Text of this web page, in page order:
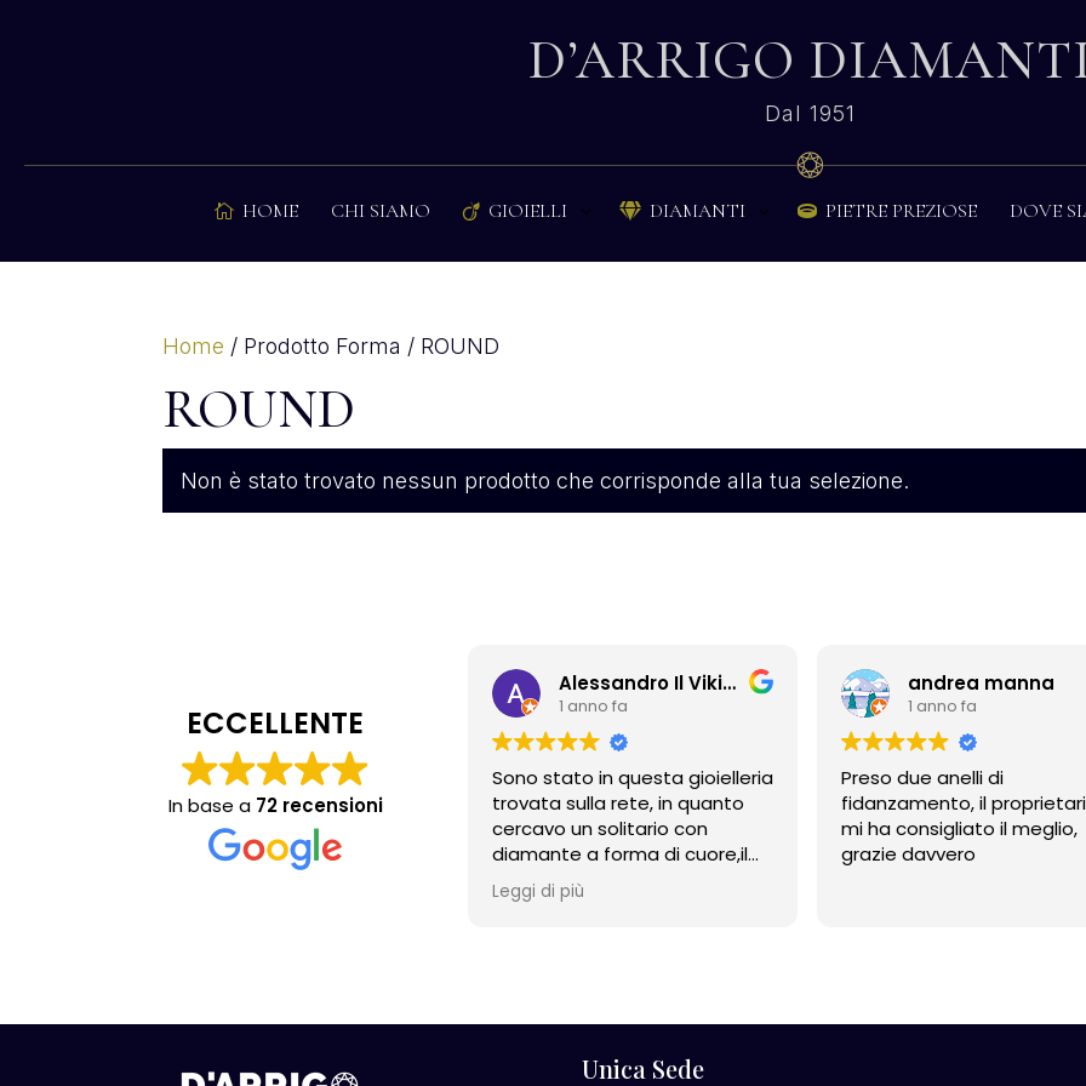
D’ARRIGO
Dal 1951
 HOME CHI SIAMO  GIOIELLI  DIAMANTI  PIETRE PREZIOSE DOVE
Home / Prodotto Forma / ROUND
ROUND
Non è stato trovato nessun prodotto che corrisponde alla tua selezione.
ECCELLENTE
In base a 72 recensioni
Alessandro Il Vikingo
1 anno fa
Sono stato in questa gioielleria
trovata sulla rete, in quanto
cercavo un solitario con
diamante a forma di cuore,il
proprietario è stato davvero
molto cortese e disponibile
tornerò. Grazie!
Leggi di più
andrea manna
1 anno fa
Preso due anelli di
fidanzamento, il
mi ha consigliato il meglio,
grazie davvero
Unica Sede